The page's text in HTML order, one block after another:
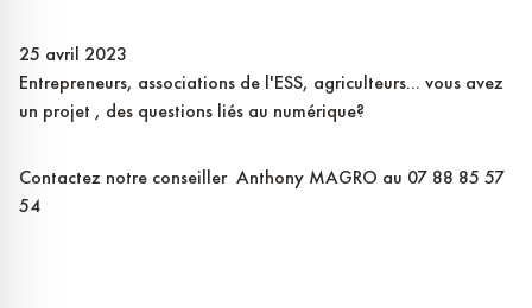
25 avril 2023
Entrepreneurs, associations de l'ESS, agriculteurs... vous avez
un projet , des questions liés au numérique?
Contactez notre conseiller Anthony MAGRO au 07 88 85 57
54